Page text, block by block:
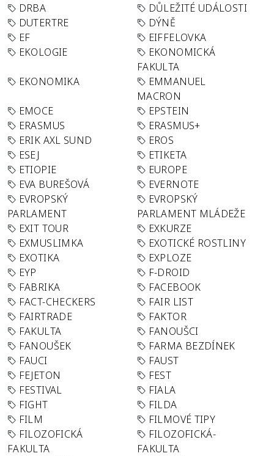
DRBA
DŮLEŽITÉ UDÁLOSTI
DUTERTRE
DÝNĚ
EF
EIFFELOVKA
EKOLOGIE
EKONOMICKÁ
FAKULTA
EKONOMIKA
EMMANUEL
MACRON
EMOCE
EPSTEIN
ERASMUS
ERASMUS+
ERIK AXL SUND
EROS
ESEJ
ETIKETA
ETIOPIE
EUROPE
EVA BUREŠOVÁ
EVERNOTE
EVROPSKÝ
PARLAMENT
EVROPSKÝ
PARLAMENT MLÁDEŽE
EXIT TOUR
EXKURZE
EXMUSLIMKA
EXOTICKÉ ROSTLINY
EXOTIKA
EXPLOZE
EYP
F-DROID
FABRIKA
FACEBOOK
FACT-CHECKERS
FAIR LIST
FAIRTRADE
FAKTOR
FAKULTA
FANOUŠCI
FANOUŠEK
FARMA BEZDÍNEK
FAUCI
FAUST
FEJETON
FEST
FESTIVAL
FIALA
FIGHT
FILDA
FILM
FILMOVÉ TIPY
FILOZOFICKÁ
FAKULTA
FILOZOFICKÁ-
FAKULTA